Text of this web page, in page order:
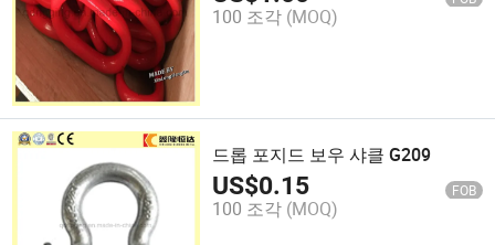
100 조각 (MOQ)
드롭 포지드 보우 샤클 G209
US$0.15 FOB
100 조각 (MOQ)